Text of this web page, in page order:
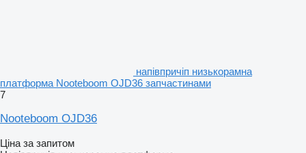
напівпричіп низькорамна
платформа Nooteboom OJD36 запчастинами
7
Nooteboom OJD36
Ціна за запитом